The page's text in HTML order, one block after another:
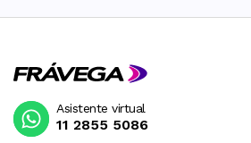
Asistente virtual
11 2855 5086